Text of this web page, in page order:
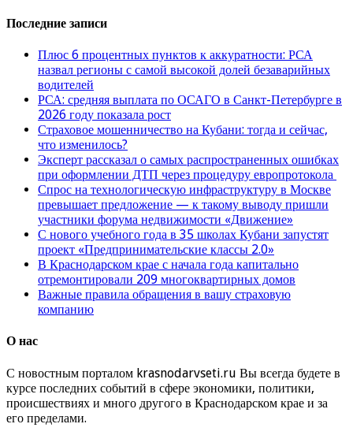
Последние записи
Плюс 6 процентных пунктов к аккуратности: РСА
назвал регионы с самой высокой долей безаварийных
водителей
РСА: средняя выплата по ОСАГО в Санкт-Петербурге в
2026 году показала рост
Страховое мошенничество на Кубани: тогда и сейчас,
что изменилось?
Эксперт рассказал о самых распространенных ошибках
при оформлении ДТП через процедуру европротокола
Спрос на технологическую инфраструктуру в Москве
превышает предложение — к такому выводу пришли
участники форума недвижимости «Движение»
С нового учебного года в 35 школах Кубани запустят
проект «Предпринимательские классы 2.0»
В Краснодарском крае с начала года капитально
отремонтировали 209 многоквартирных домов
Важные правила обращения в вашу страховую
компанию
О нас
С новостным порталом krasnodarvseti.ru Вы всегда будете в
курсе последних событий в сфере экономики, политики,
происшествиях и много другого в Краснодарском крае и за
его пределами.